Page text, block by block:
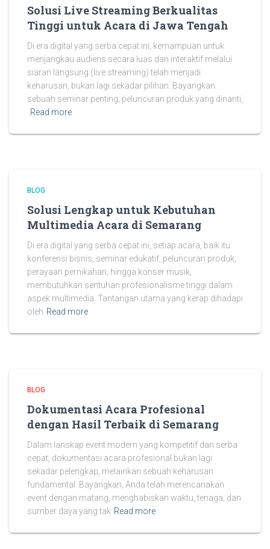
Solusi Live Streaming Berkualitas
Tinggi untuk Acara di Jawa Tengah
Di era digital yang serba cepat ini, kemampuan untuk
menjangkau audiens secara luas dan interaktif melalui
siaran langsung (live streaming) telah menjadi
keharusan, bukan lagi sekadar pilihan. Bayangkan
sebuah seminar penting, peluncuran produk yang dinanti,
Read more
BLOG
Solusi Lengkap untuk Kebutuhan
Multimedia Acara di Semarang
Di era digital yang serba cepat ini, setiap acara, baik itu
konferensi bisnis, seminar edukatif, peluncuran produk,
perayaan pernikahan, hingga konser musik,
membutuhkan sentuhan profesionalisme tinggi dalam
aspek multimedia. Tantangan utama yang kerap dihadapi
oleh Read more
BLOG
Dokumentasi Acara Profesional
dengan Hasil Terbaik di Semarang
Dalam lanskap event modern yang kompetitif dan serba
cepat, dokumentasi acara profesional bukan lagi
sekadar pelengkap, melainkan sebuah keharusan
fundamental. Bayangkan, Anda telah merencanakan
event dengan matang, menghabiskan waktu, tenaga, dan
sumber daya yang tak Read more